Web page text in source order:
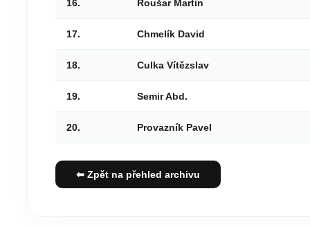
16. Roušar Martin
17. Chmelík David
18. Culka Vítězslav
19. Semir Abd.
20. Provazník Pavel
⬅ Zpět na přehled archivu